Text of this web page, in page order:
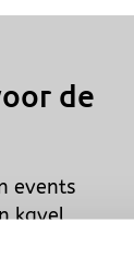
de
events
kavel